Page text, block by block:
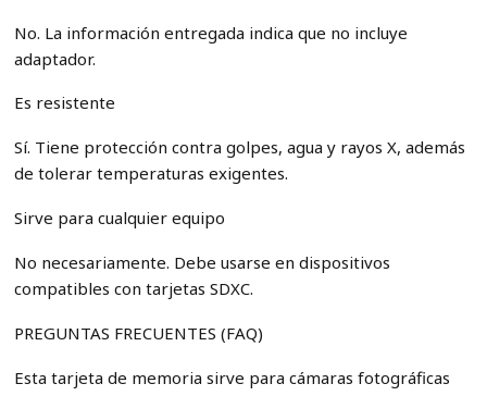
No. La información entregada indica que no incluye
adaptador.
Es resistente
Sí. Tiene protección contra golpes, agua y rayos X, además
de tolerar temperaturas exigentes.
Sirve para cualquier equipo
No necesariamente. Debe usarse en dispositivos
compatibles con tarjetas SDXC.
PREGUNTAS FRECUENTES (FAQ)
Esta tarjeta de memoria sirve para cámaras fotográficas